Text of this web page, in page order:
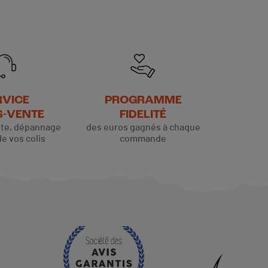
VENTE
dépannage
vos colis
PROGRAMME
FIDELITÉ
des euros gagnés à chaque
commande